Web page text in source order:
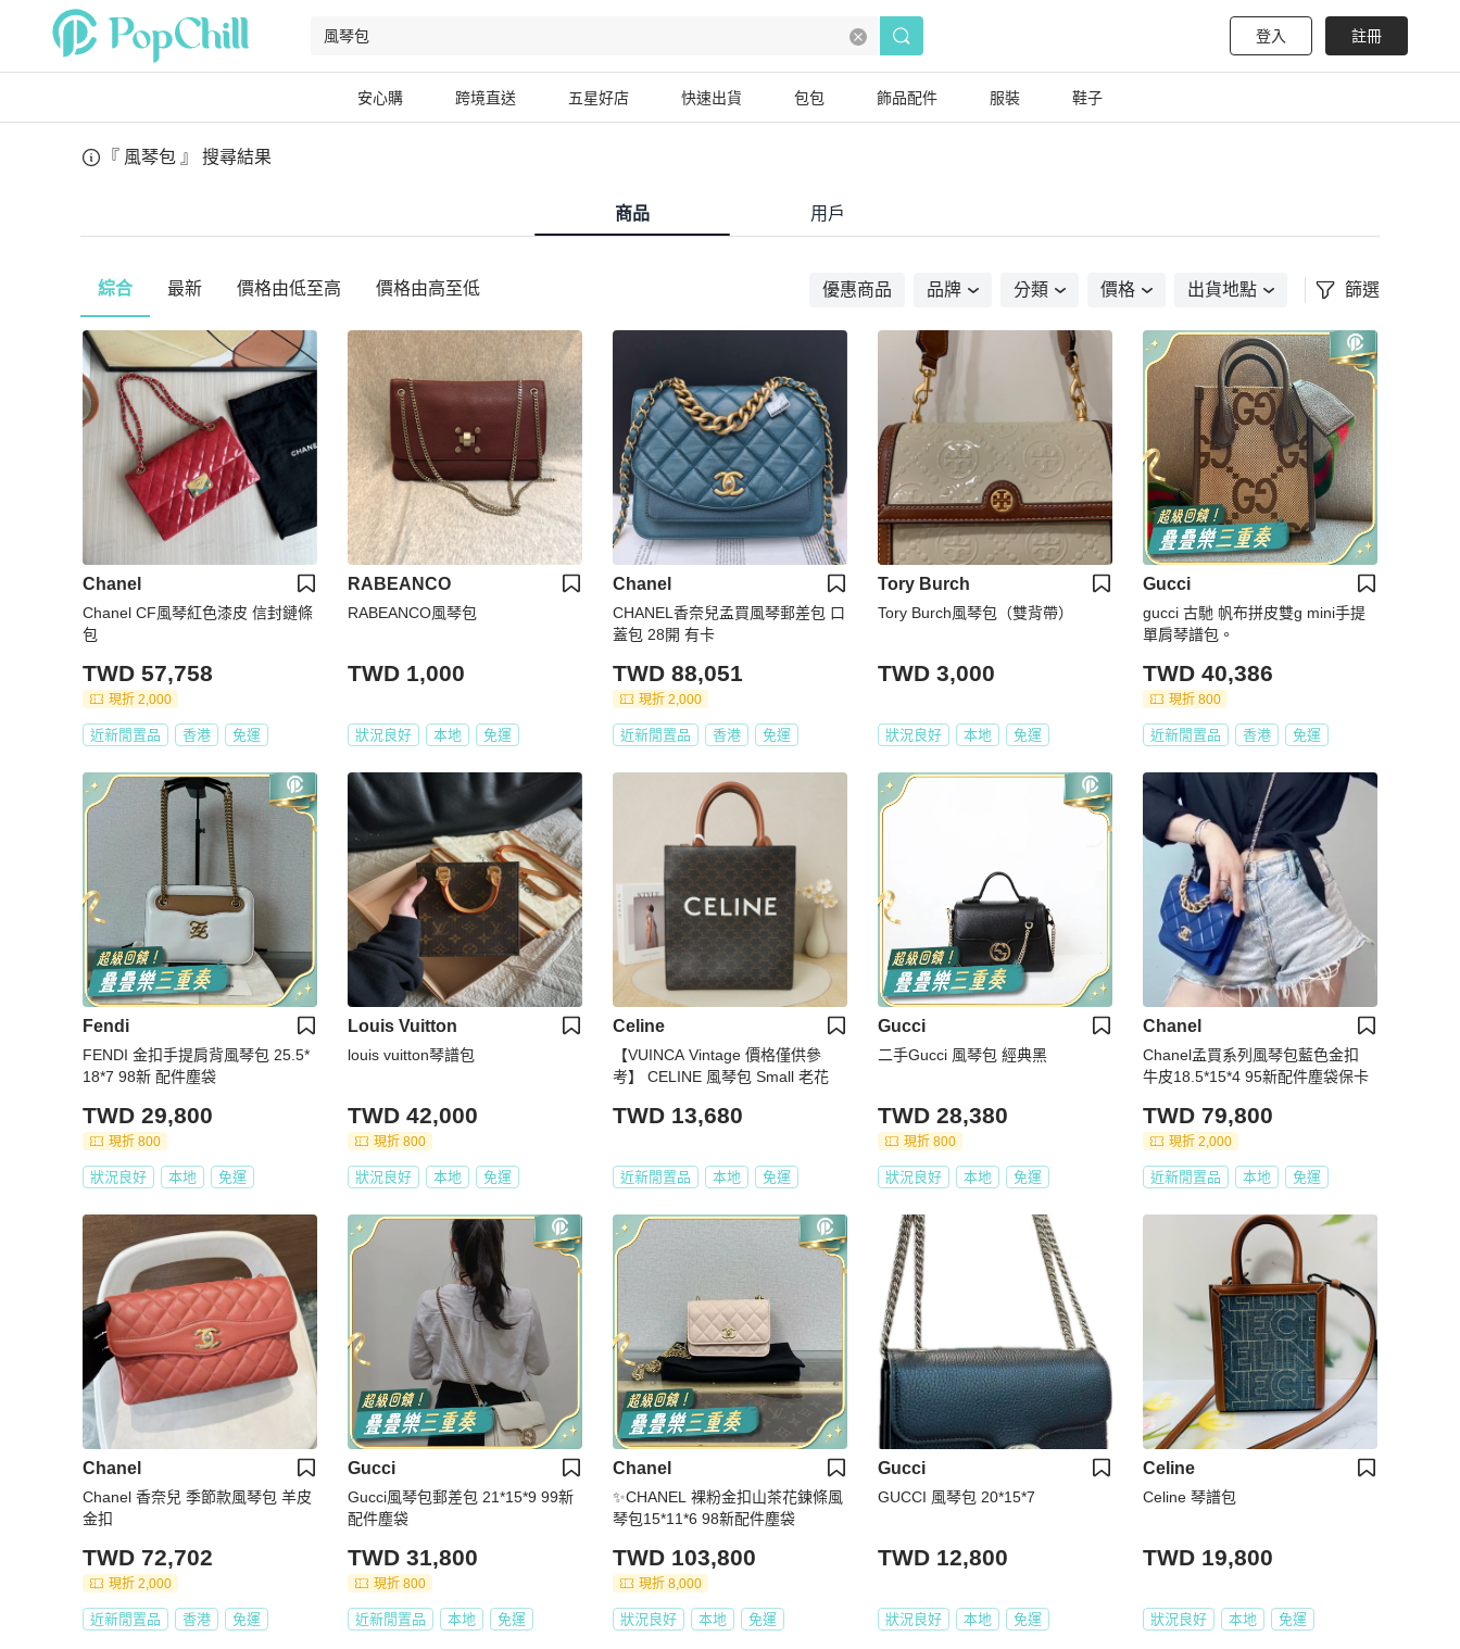
登入 註冊
安心購 跨境直送 五星好店 快速出貨 包包 飾品配件 服裝 鞋子
『 風琴包 』 搜尋結果
商品 用戶
綜合 最新 價格由低至高 價格由高至低 優惠商品 品牌 分類 價格 出貨地點 篩選
Chanel
Chanel CF風琴紅色漆皮 信封鏈條
包
TWD 57,758
現折 2,000
近新閒置品 香港 免運
RABEANCO
RABEANCO風琴包
TWD 1,000
狀況良好 本地 免運
Chanel
CHANEL香奈兒孟買風琴郵差包 口
蓋包 28開 有卡
TWD 88,051
現折 2,000
近新閒置品 香港 免運
Tory Burch
Tory Burch風琴包（雙背帶）
TWD 3,000
狀況良好 本地 免運
Gucci
gucci 古馳 帆布拼皮雙g mini手提
單肩琴譜包。
TWD 40,386
現折 800
近新閒置品 香港 免運
Fendi
FENDI 金扣手提肩背風琴包 25.5*
18*7 98新 配件塵袋
TWD 29,800
現折 800
狀況良好 本地 免運
Louis Vuitton
louis vuitton琴譜包
TWD 42,000
現折 800
狀況良好 本地 免運
Celine
【VUINCA Vintage 價格僅供參
考】 CELINE 風琴包 Small 老花
TWD 13,680
近新閒置品 本地 免運
Gucci
二手Gucci 風琴包 經典黑
TWD 28,380
現折 800
狀況良好 本地 免運
Chanel
Chanel孟買系列風琴包藍色金扣
牛皮18.5*15*4 95新配件塵袋保卡
TWD 79,800
現折 2,000
近新閒置品 本地 免運
Chanel
Chanel 香奈兒 季節款風琴包 羊皮
金扣
TWD 72,702
現折 2,000
近新閒置品 香港 免運
Gucci
Gucci風琴包郵差包 21*15*9 99新
配件塵袋
TWD 31,800
現折 800
近新閒置品 本地 免運
Chanel
✨CHANEL 裸粉金扣山茶花鍊條風
琴包15*11*6 98新配件塵袋
TWD 103,800
現折 8,000
狀況良好 本地 免運
Gucci
GUCCI 風琴包 20*15*7
TWD 12,800
狀況良好 本地 免運
Celine
Celine 琴譜包
TWD 19,800
狀況良好 本地 免運